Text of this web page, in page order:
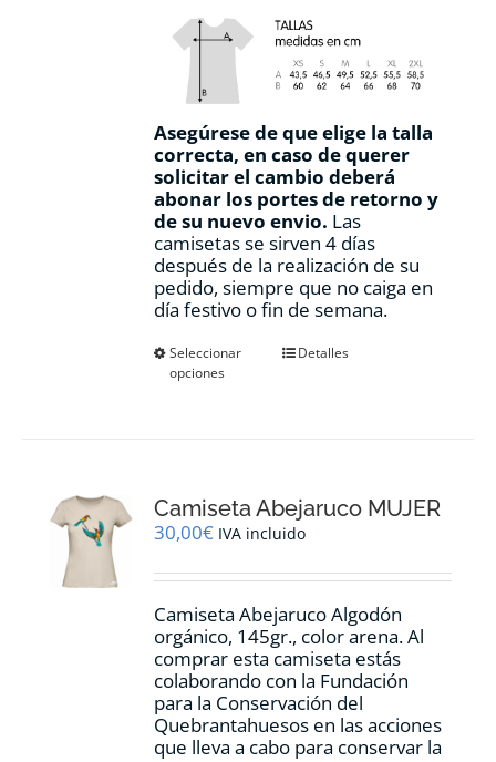
Asegúrese de que elige la talla
correcta, en caso de querer
solicitar el cambio deberá
abonar los portes de retorno y
de su nuevo envio. Las
camisetas se sirven 4 días
después de la realización de su
pedido, siempre que no caiga en
día festivo o fin de semana.
Seleccionar
opciones
Este
se
pueden
en
página
de
producto
Detalles
Camiseta Abejaruco MUJER
30,00€ IVA incluido
Camiseta Abejaruco Algodón
orgánico, 145gr., color arena. Al
comprar esta camiseta estás
colaborando con la Fundación
para la Conservación del
Quebrantahuesos en las acciones
que lleva a cabo para conservar la